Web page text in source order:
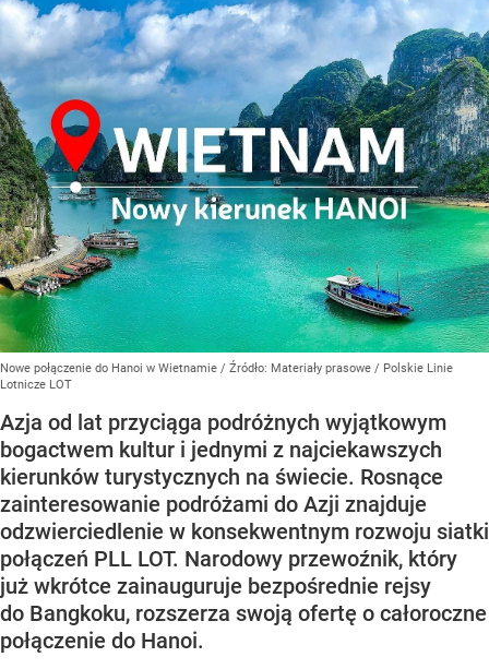
Nowe połączenie do Hanoi w Wietnamie / Źródło: Materiały prasowe / Polskie Linie
Lotnicze LOT
Azja od lat przyciąga podróżnych wyjątkowym
bogactwem kultur i jednymi z najciekawszych
kierunków turystycznych na świecie. Rosnące
zainteresowanie podróżami do Azji znajduje
odzwierciedlenie w konsekwentnym rozwoju siatki
połączeń PLL LOT. Narodowy przewoźnik, który
już wkrótce zainauguruje bezpośrednie rejsy
do Bangkoku, rozszerza swoją ofertę o całoroczne
połączenie do Hanoi.